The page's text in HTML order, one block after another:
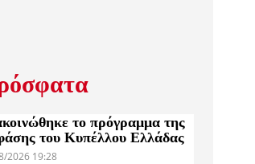
το πρόγραμμα της
του Κυπέλλου Ελλάδας
2026 19:28